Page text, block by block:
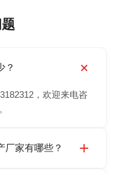
？
，欢迎来电咨
厂家有哪些？